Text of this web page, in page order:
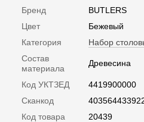
Бренд
BUTLERS
Цвет
Бежевый
Категория
Набор
Состав
материала
Древесина
Код УКТЗЕД
4419900000
Сканкод
Код товара
20439